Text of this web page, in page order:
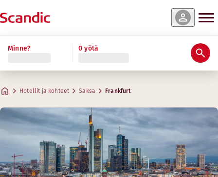
Minne? 0 yötä
Hotellit ja kohteet Saksa Frankfurt